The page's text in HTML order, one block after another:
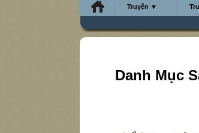
Truyện ▼
Danh Mục